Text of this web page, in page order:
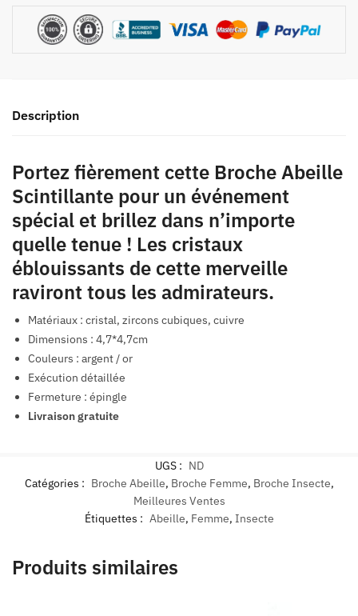
Description
Portez fièrement cette Broche Abeille
Scintillante pour un événement
spécial et brillez dans n’importe
quelle tenue ! Les cristaux
éblouissants de cette merveille
raviront tous les admirateurs.
Matériaux : cristal, zircons cubiques, cuivre
Dimensions : 4,7*4,7cm
Couleurs : argent / or
Exécution détaillée
Fermeture : épingle
Livraison gratuite
UGS : ND
Catégories : Broche Abeille, Broche Femme, Broche Insecte,
Meilleures Ventes
Étiquettes : Abeille, Femme, Insecte
Produits similaires